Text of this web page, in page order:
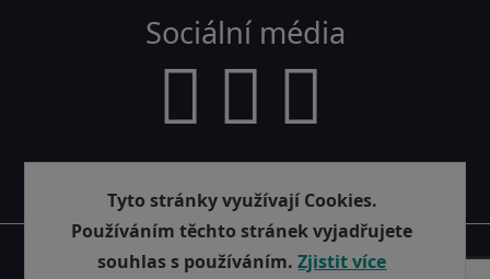
Sociální média
© 2026
Tyto stránky využívají Cookies.
Používáním těchto stránek vyjadřujete
souhlas s používáním.Zjistit více